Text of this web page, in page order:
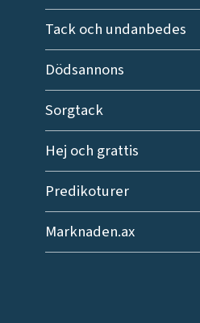
Tack och undanbedes
Dödsannons
Sorgtack
Hej och grattis
Predikoturer
Marknaden.ax